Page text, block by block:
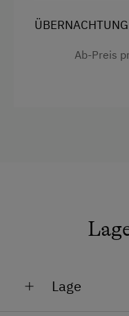
Ab-Preis
Lage